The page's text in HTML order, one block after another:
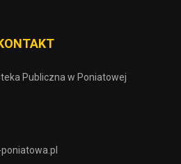
Publiczna w Poniatowej